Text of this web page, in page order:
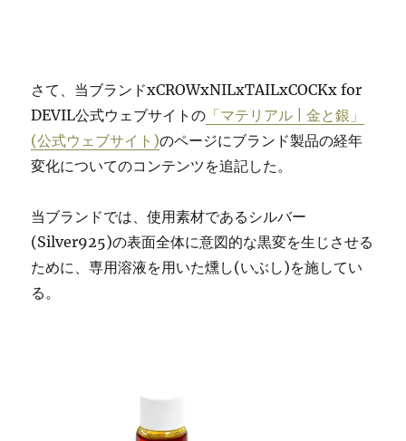
さて、当ブランドxCROWxNILxTAILxCOCKx for
DEVIL公式ウェブサイトの 「マテリアル | 金と銀」
(公式ウェブサイト)のページにブランド製品の経年
変化についてのコンテンツを追記した。
当ブランドでは、使用素材であるシルバー
(Silver925)の表面全体に意図的な黒変を生じさせる
ために、専用溶液を用いた燻し(いぶし)を施してい
る。